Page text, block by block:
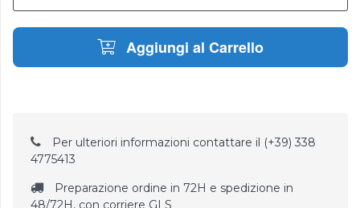
Aggiungi al Carrello
Per ulteriori informazioni contattare il (+39) 338
4775413
Preparazione ordine in 72H e spedizione in
48/72H, con corriere GLS